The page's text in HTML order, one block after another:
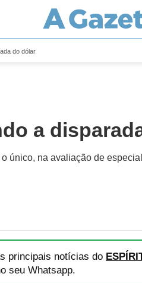
do dólar
a
único, na avaliação de
principais notícias do
seu Whatsapp.